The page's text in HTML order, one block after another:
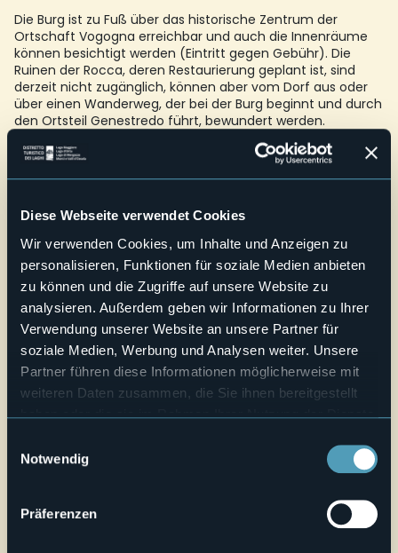
Diese Webseite verwendet Cookies
Wir verwenden Cookies, um Inhalte und Anzeigen zu
personalisieren, Funktionen für soziale Medien anbieten
zu können und die Zugriffe auf unsere Website zu
analysieren. Außerdem geben wir Informationen zu Ihrer
Verwendung unserer Website an unsere Partner für
soziale Medien, Werbung und Analysen weiter. Unsere
Partner führen diese Informationen möglicherweise mit
weiteren Daten zusammen, die Sie ihnen bereitgestellt
haben oder die sie im Rahmen Ihrer Nutzung der Dienste
Notwendig
Präferenzen
Die Burg ist zu Fuß über das historische Zentrum der
Ortschaft Vogogna erreichbar und auch die Innenräume
können besichtigt werden (Eintritt gegen Gebühr). Die
Ruinen der Rocca, deren Restaurierung geplant ist, sind
derzeit nicht zugänglich, können aber vom Dorf aus oder
über einen Wanderweg, der bei der Burg beginnt und durch
den Ortsteil Genestredo führt, bewundert werden.
DAS INNERE DER BURG IST NICHT ZUGÄNGLICH,
ROLLSTUHLFAHRER KÖNNEN DEN INNENHOF NUR MIT DEM
PANORAMAAUFZUG ERREICHEN.
E-mail
castellodivogogna@gmail.com
Telefono
+39 0324 347217
Live
Schönes Wetter 33,2°
Via Castello, 9
28805 - Vogogna (VB)